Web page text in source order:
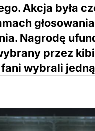
Akcja była
Nagrodę
przez
wybrali